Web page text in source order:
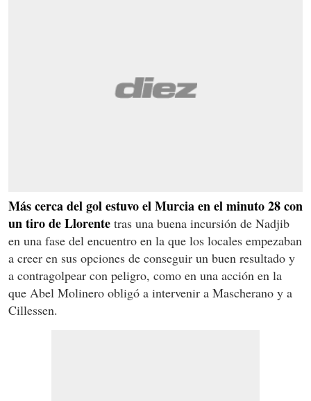
Más cerca del gol estuvo el Murcia en el minuto 28 con
un tiro de Llorente tras una buena incursión de Nadjib
en una fase del encuentro en la que los locales empezaban
a creer en sus opciones de conseguir un buen resultado y
a contragolpear con peligro, como en una acción en la
que Abel Molinero obligó a intervenir a Mascherano y a
Cillessen.